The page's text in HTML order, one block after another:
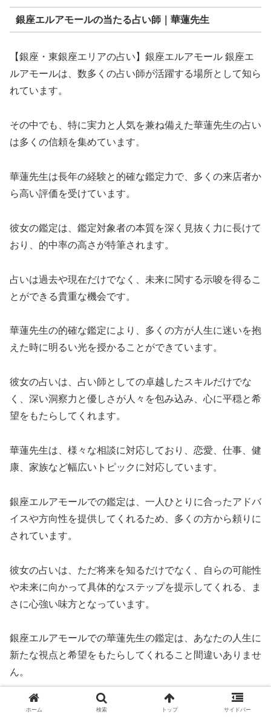
銀座エルアモールの当たる占い師｜華蓮先生
【銀座・東銀座エリアの占い】銀座エルアモール 銀座エ
ルアモールは、数多くの占い師が活躍する場所として知ら
れています。
その中でも、特に実力と人気を兼ね備えた華蓮先生の占い
は多くの信頼を集めています。
華蓮先生は長年の経験と的確な鑑定力で、多くの来店者か
ら高い評価を受けています。
彼女の鑑定は、鑑定対象者の本質を深く見抜く力に長けて
おり、的中率の高さが特筆されます。
占いは過去や現在だけでなく、未来に関する示唆を得るこ
とができる貴重な機会です。
華蓮先生の的確な鑑定により、多くの方が人生に迷いを抱
えた時に明るい光を授かることができています。
彼女の占いは、占い師としての卓越したスキルだけでな
く、深い洞察力と優しさが人々を包み込み、心に平穏と希
望をもたらしてくれます。
華蓮先生は、様々な相談に対応しており、恋愛、仕事、健
康、家族など幅広いトピックに対応しています。
銀座エルアモールでの鑑定は、一人ひとりに合ったアドバ
イスや方向性を提供してくれるため、多くの方から頼りに
されています。
彼女の占いは、ただ将来を知るだけでなく、自らの可能性
や未来に向かって具体的なステップを提示してくれる、ま
さに心強い味方となっています。
銀座エルアモールでの華蓮先生の鑑定は、あなたの人生に
新たな視点と希望をもたらしてくれること間違いありませ
ん。
彼女の占いの力を信じ、自らの未来を切り拓く一歩を踏み
ホーム 検索 トップ サイドバー